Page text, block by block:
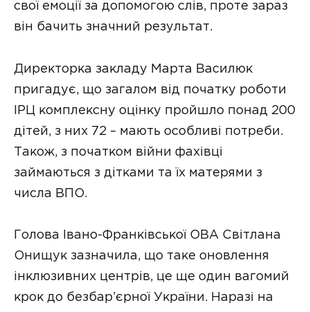
свої емоції за допомогою слів, проте зараз
він бачить значний результат.
Директорка закладу Марта Василюк
пригадує, що загалом від початку роботи
ІРЦ комплексну оцінку пройшло понад 200
дітей, з них 72 – мають особливі потреби.
Також, з початком війни фахівці
займаються з дітками та їх матерями з
числа ВПО.
Голова Івано-Франківської ОВА Світлана
Онищук зазначила, що таке оновлення
інклюзивних центрів, це ще один вагомий
крок до безбар’єрної України. Наразі на